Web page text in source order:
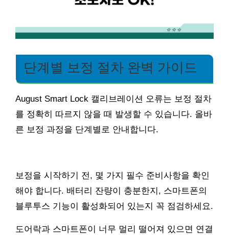
단계별 보정 절차 완벽 가이드
August Smart Lock 캘리브레이션 오류는 보정 절차
를 정확히 따르지 않을 때 발생할 수 있습니다. 올바
른 보정 과정을 단계별로 안내합니다.
보정을 시작하기 전, 몇 가지 필수 준비사항을 확인
해야 합니다. 배터리 잔량이 충분한지, 스마트폰의
블루투스 기능이 활성화되어 있는지 꼭 점검하세요.
도어락과 스마트폰이 너무 멀리 떨어져 있으면 연결